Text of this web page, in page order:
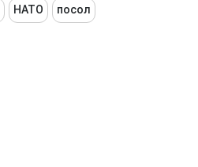
НАТО посол